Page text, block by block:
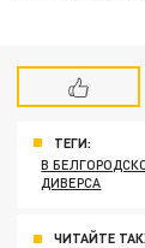
ТЕГИ:
В
ДИВЕРСА
ЧИТАЙТЕ